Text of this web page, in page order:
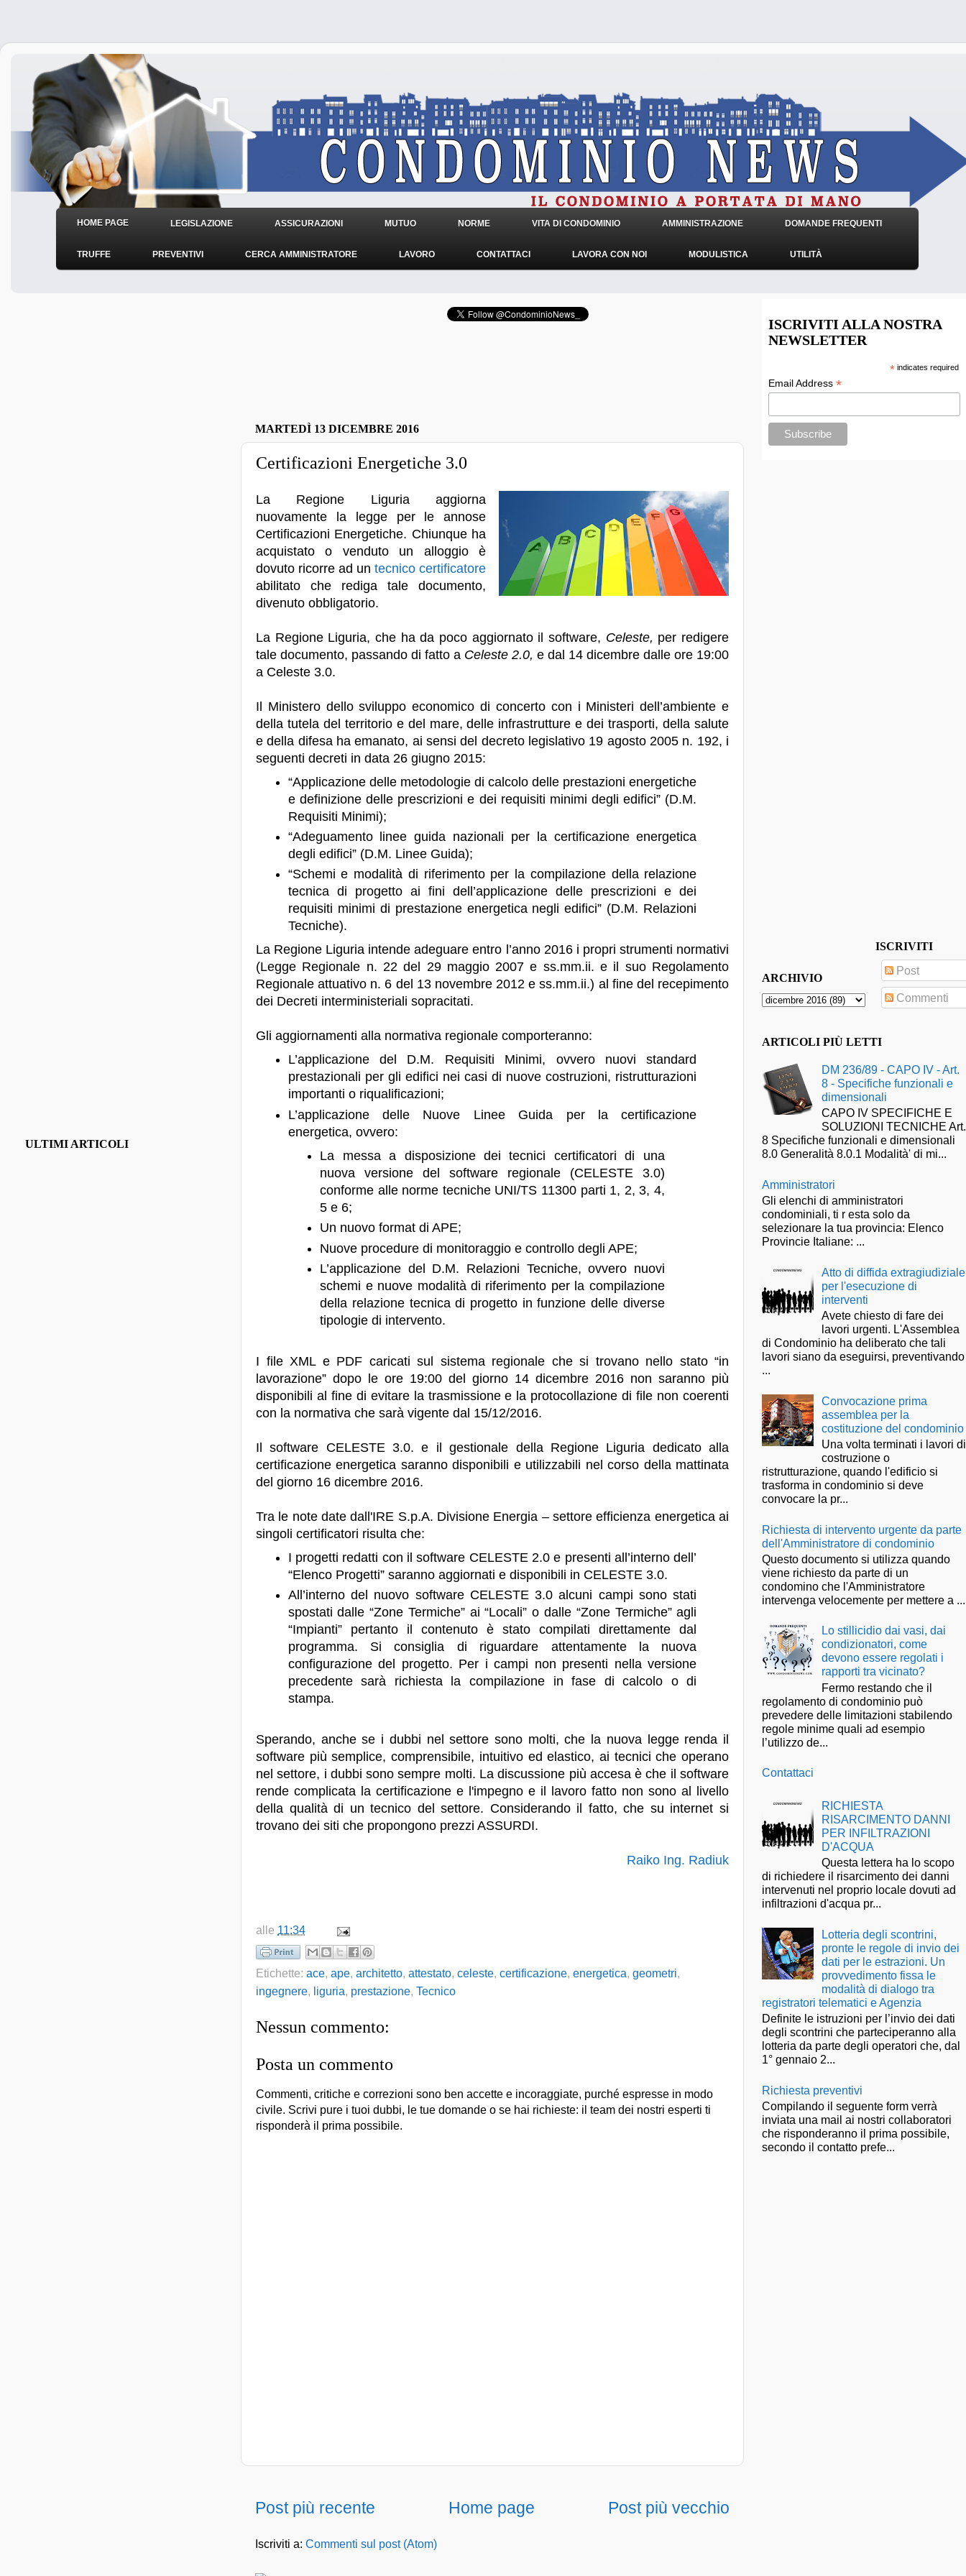
HOME PAGE LEGISLAZIONE ASSICURAZIONI MUTUO NORME VITA DI CONDOMINIO AMMINISTRAZIONE DOMANDE FREQUENTI
TRUFFE PREVENTIVI CERCA AMMINISTRATORE LAVORO CONTATTACI LAVORA CON NOI MODULISTICA UTILITÀ
MARTEDÌ 13 DICEMBRE 2016
Certificazioni Energetiche 3.0
La Regione Liguria aggiorna
nuovamente la legge per le annose
Certificazioni Energetiche. Chiunque ha
acquistato o venduto un alloggio è
dovuto ricorre ad untecnico certificatore
abilitato che rediga tale documento,
divenuto obbligatorio.
La Regione Liguria, che ha da poco aggiornato il software, Celeste, per redigere
tale documento, passando di fatto a Celeste 2.0, e dal 14 dicembre dalle ore 19:00
a Celeste 3.0.
Il Ministero dello sviluppo economico di concerto con i Ministeri dell’ambiente e
della tutela del territorio e del mare, delle infrastrutture e dei trasporti, della salute
e della difesa ha emanato, ai sensi del decreto legislativo 19 agosto 2005 n. 192, i
seguenti decreti in data 26 giugno 2015:
“Applicazione delle metodologie di calcolo delle prestazioni energetiche
e definizione delle prescrizioni e dei requisiti minimi degli edifici” (D.M.
Requisiti Minimi);
“Adeguamento linee guida nazionali per la certificazione energetica
degli edifici” (D.M. Linee Guida);
“Schemi e modalità di riferimento per la compilazione della relazione
tecnica di progetto ai fini dell’applicazione delle prescrizioni e dei
requisiti minimi di prestazione energetica negli edifici” (D.M. Relazioni
Tecniche).
La Regione Liguria intende adeguare entro l’anno 2016 i propri strumenti normativi
(Legge Regionale n. 22 del 29 maggio 2007 e ss.mm.ii. e il suo Regolamento
Regionale attuativo n. 6 del 13 novembre 2012 e ss.mm.ii.) al fine del recepimento
dei Decreti interministeriali sopracitati.
Gli aggiornamenti alla normativa regionale comporteranno:
L’applicazione del D.M. Requisiti Minimi, ovvero nuovi standard
prestazionali per gli edifici nei casi di nuove costruzioni, ristrutturazioni
importanti o riqualificazioni;
L’applicazione delle Nuove Linee Guida per la certificazione
energetica, ovvero:
La messa a disposizione dei tecnici certificatori di una
nuova versione del software regionale (CELESTE 3.0)
conforme alle norme tecniche UNI/TS 11300 parti 1, 2, 3, 4,
5 e 6;
Un nuovo format di APE;
Nuove procedure di monitoraggio e controllo degli APE;
L’applicazione del D.M. Relazioni Tecniche, ovvero nuovi
schemi e nuove modalità di riferimento per la compilazione
della relazione tecnica di progetto in funzione delle diverse
tipologie di intervento.
I file XML e PDF caricati sul sistema regionale che si trovano nello stato “in
lavorazione” dopo le ore 19:00 del giorno 14 dicembre 2016 non saranno più
disponibili al fine di evitare la trasmissione e la protocollazione di file non coerenti
con la normativa che sarà vigente dal 15/12/2016.
Il software CELESTE 3.0. e il gestionale della Regione Liguria dedicato alla
certificazione energetica saranno disponibili e utilizzabili nel corso della mattinata
del giorno 16 dicembre 2016.
Tra le note date dall'IRE S.p.A. Divisione Energia – settore efficienza energetica ai
singoli certificatori risulta che:
I progetti redatti con il software CELESTE 2.0 e presenti all’interno dell’
“Elenco Progetti” saranno aggiornati e disponibili in CELESTE 3.0.
All’interno del nuovo software CELESTE 3.0 alcuni campi sono stati
spostati dalle “Zone Termiche” ai “Locali” o dalle “Zone Termiche” agli
“Impianti” pertanto il contenuto è stato compilati direttamente dal
programma. Si consiglia di riguardare attentamente la nuova
configurazione del progetto. Per i campi non presenti nella versione
precedente sarà richiesta la compilazione in fase di calcolo o di
stampa.
Sperando, anche se i dubbi nel settore sono molti, che la nuova legge renda il
software più semplice, comprensibile, intuitivo ed elastico, ai tecnici che operano
nel settore, i dubbi sono sempre molti. La discussione più accesa è che il software
rende complicata la certificazione e l'impegno e il lavoro fatto non sono al livello
della qualità di un tecnico del settore. Considerando il fatto, che su internet si
trovano dei siti che propongono prezzi ASSURDI.
Raiko Ing. Radiuk
alle 11:34
Etichette: ace, ape, architetto, attestato, celeste, certificazione, energetica, geometri,
ingegnere, liguria, prestazione, Tecnico
Nessun commento:
Posta un commento
Commenti, critiche e correzioni sono ben accette e incoraggiate, purché espresse in modo
civile. Scrivi pure i tuoi dubbi, le tue domande o se hai richieste: il team dei nostri esperti ti
risponderà il prima possibile.
Post più recente Post più vecchio
Home page
Iscriviti a: Commenti sul post (Atom)
ULTIMI ARTICOLI
ISCRIVITI ALLA NOSTRA
NEWSLETTER
*indicates required
Email Address *
ARCHIVIO
ISCRIVITI
Post
Commenti
ARTICOLI PIÙ LETTI
DM 236/89 - CAPO IV - Art.
8 - Specifiche funzionali e
dimensionali
CAPO IV SPECIFICHE E
SOLUZIONI TECNICHE Art.
8 Specifiche funzionali e dimensionali
8.0 Generalità 8.0.1 Modalità' di mi...
Amministratori
Gli elenchi di amministratori
condominiali, ti r esta solo da
selezionare la tua provincia: Elenco
Provincie Italiane: ...
Atto di diffida extragiudiziale
per l'esecuzione di
interventi
Avete chiesto di fare dei
lavori urgenti. L'Assemblea
di Condominio ha deliberato che tali
lavori siano da eseguirsi, preventivando
...
Convocazione prima
assemblea per la
costituzione del condominio
Una volta terminati i lavori di
costruzione o
ristrutturazione, quando l'edificio si
trasforma in condominio si deve
convocare la pr...
Richiesta di intervento urgente da parte
dell'Amministratore di condominio
Questo documento si utilizza quando
viene richiesto da parte di un
condomino che l'Amministratore
intervenga velocemente per mettere a ...
Lo stillicidio dai vasi, dai
condizionatori, come
devono essere regolati i
rapporti tra vicinato?
Fermo restando che il
regolamento di condominio può
prevedere delle limitazioni stabilendo
regole minime quali ad esempio
l’utilizzo de...
Contattaci
RICHIESTA
RISARCIMENTO DANNI
PER INFILTRAZIONI
D'ACQUA
Questa lettera ha lo scopo
di richiedere il risarcimento dei danni
intervenuti nel proprio locale dovuti ad
infiltrazioni d'acqua pr...
Lotteria degli scontrini,
pronte le regole di invio dei
dati per le estrazioni. Un
provvedimento fissa le
modalità di dialogo tra
registratori telematici e Agenzia
Definite le istruzioni per l’invio dei dati
degli scontrini che parteciperanno alla
lotteria da parte degli operatori che, dal
1° gennaio 2...
Richiesta preventivi
Compilando il seguente form verrà
inviata una mail ai nostri collaboratori
che risponderanno il prima possibile,
secondo il contatto prefe...